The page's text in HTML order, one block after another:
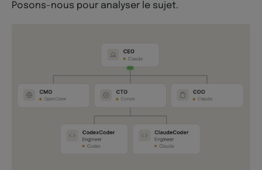
Posons-nous pour analyser le sujet.